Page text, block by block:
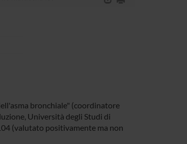
bronchiale" (coordinatore
Università degli Studi di
(valutato positivamente ma non